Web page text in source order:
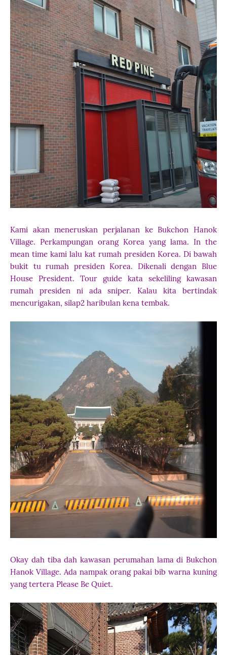
Kami akan meneruskan perjalanan ke Bukchon Hanok
Village. Perkampungan orang Korea yang lama. In the
mean time kami lalu kat rumah presiden Korea. Di bawah
bukit tu rumah presiden Korea. Dikenali dengan Blue
House President. Tour guide kata sekeliling kawasan
rumah presiden ni ada sniper. Kalau kita bertindak
mencurigakan, silap2 haribulan kena tembak.
Okay dah tiba dah kawasan perumahan lama di Bukchon
Hanok Village. Ada nampak orang pakai bib warna kuning
yang tertera Please Be Quiet.